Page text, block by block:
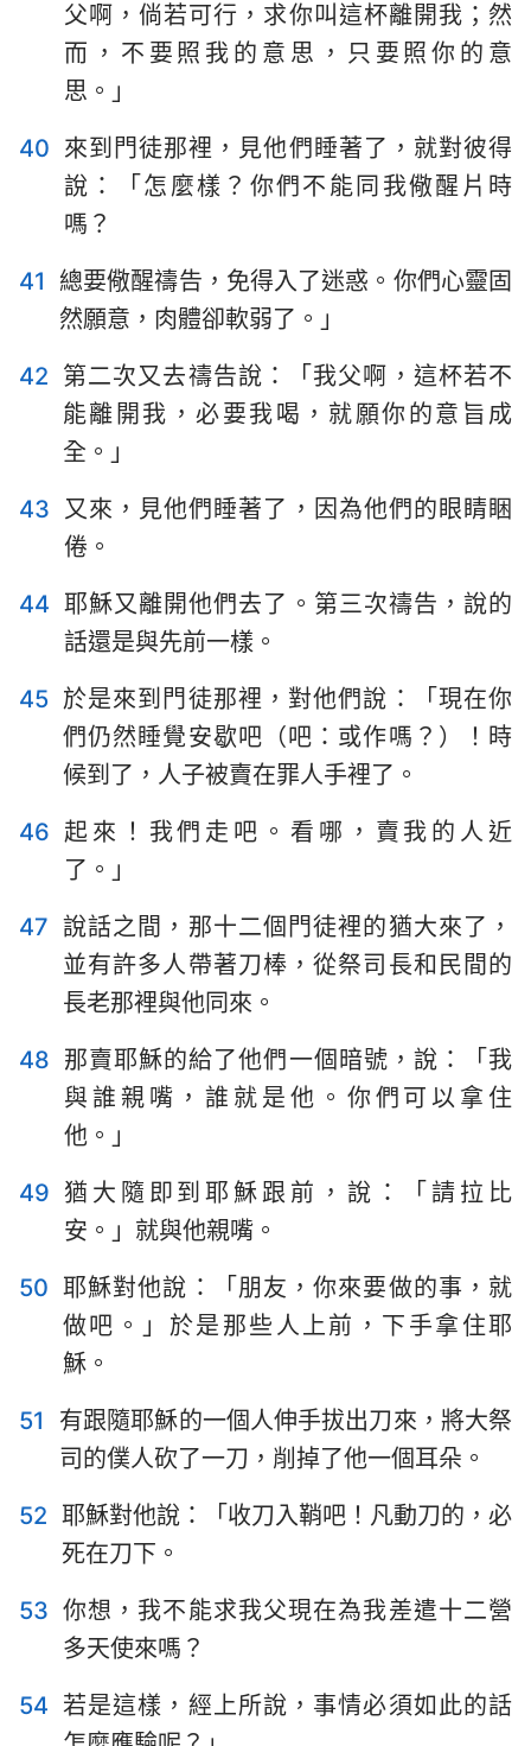
1
8
9 10 11 12 13
14
15
16 17
22
23 24 25 26 27 28
父啊，倘若可行，求你叫這杯離開我；然
而，不要照我的意思，只要照你的意
思。」
40 來到門徒那裡，見他們睡著了，就對彼得
說：「怎麼樣？你們不能同我儆醒片時
嗎？
41
總要儆醒禱告，免得入了迷惑。你們心靈固
然願意，肉體卻軟弱了。」
42 第二次又去禱告說：「我父啊，這杯若不
能離開我，必要我喝，就願你的意旨成
全。」
43 又來，見他們睡著了，因為他們的眼睛睏
倦。
44 耶穌又離開他們去了。第三次禱告，說的
話還是與先前一樣。
45 於是來到門徒那裡，對他們說：「現在你
們仍然睡覺安歇吧（吧：或作嗎？）！時
候到了，人子被賣在罪人手裡了。
46 起來！我們走吧。看哪，賣我的人近
了。」
47 說話之間，那十二個門徒裡的猶大來了，
並有許多人帶著刀棒，從祭司長和民間的
長老那裡與他同來。
48 那賣耶穌的給了他們一個暗號，說：「我
與誰親嘴，誰就是他。你們可以拿住
他。」
49 猶大隨即到耶穌跟前，說：「請拉比
安。」就與他親嘴。
50 耶穌對他說：「朋友，你來要做的事，就
做吧。」於是那些人上前，下手拿住耶
穌。
51
有跟隨耶穌的一個人伸手拔出刀來，將大祭
司的僕人砍了一刀，削掉了他一個耳朵。
52 耶穌對他說：「收刀入鞘吧！凡動刀的，必
死在刀下。
53 你想，我不能求我父現在為我差遣十二營
多天使來嗎？
54 若是這樣，經上所說，事情必須如此的話